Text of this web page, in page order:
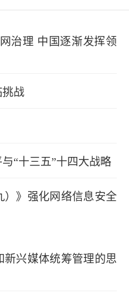
治理 中国逐渐发挥领
挑战
“十三五”十四大战略
）》强化网络信息安全
兴媒体统筹管理的思